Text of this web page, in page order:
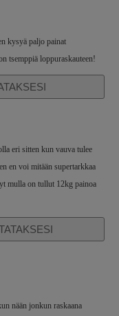
kysyä paljo painat
tsemppiä loppuraskauteen!
eri sitten kun vauva tulee
en voi mitään supertarkkaa
mulla on tullut 12kg painoa
nään jonkun raskaana